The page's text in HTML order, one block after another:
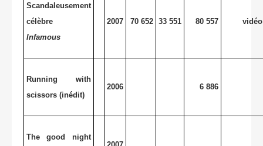
Scandaleusement
célèbre
Infamous
2007 70 652 33 551 80 557 vidéo
Running with
scissors (inédit)
2006 6 886
The good night